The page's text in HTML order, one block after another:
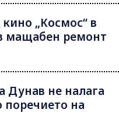
„Космос“ в
мащабен ремонт
Дунав не налага
на